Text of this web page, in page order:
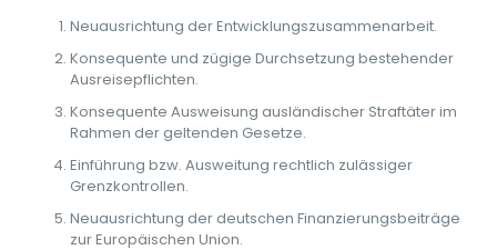
Neuausrichtung der Entwicklungszusammenarbeit.
Konsequente und zügige Durchsetzung bestehender
Ausreisepflichten.
Konsequente Ausweisung ausländischer Straftäter im
Rahmen der geltenden Gesetze.
Einführung bzw. Ausweitung rechtlich zulässiger
Grenzkontrollen.
Neuausrichtung der deutschen Finanzierungsbeiträge
zur Europäischen Union.